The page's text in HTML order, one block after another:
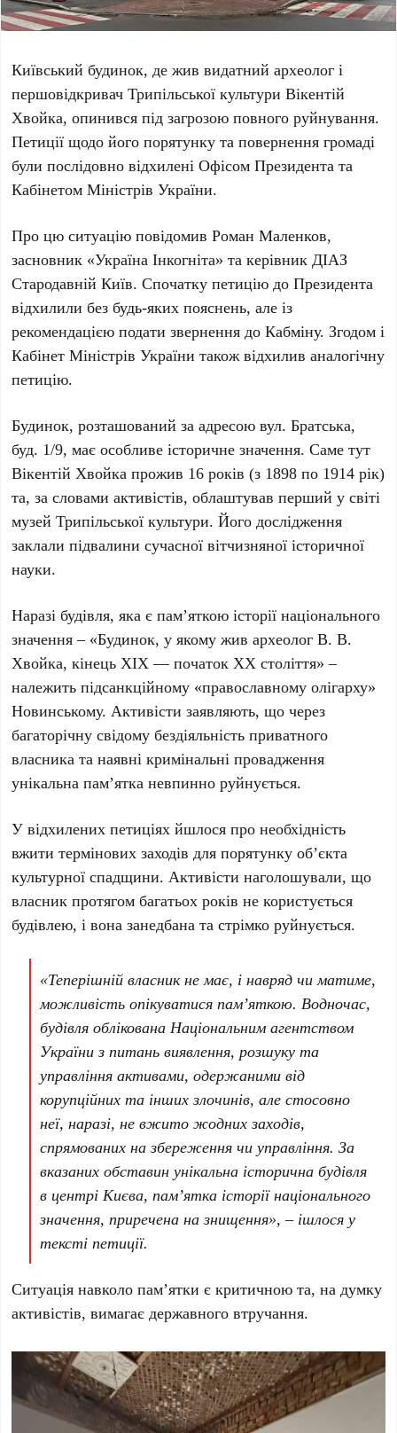
Київський будинок, де жив видатний археолог і
першовідкривач Трипільської культуриВікентій
Хвойка, опинився під загрозою повного руйнування.
Петиції щодо його порятунку та повернення громаді
були послідовно відхилені Офісом Президента та
Кабінетом Міністрів України.
Про цю ситуацію повідомивРоман Маленков,
засновник «Україна Інкогніта» та керівник ДІАЗ
Стародавній Київ. Спочатку петицію до Президента
відхилили без будь-яких пояснень, але із
рекомендацією подати звернення до Кабміну. Згодом і
Кабінет Міністрів України також відхилив аналогічну
петицію.
Будинок, розташований за адресоювул. Братська,
буд. 1/9, має особливе історичне значення. Саме тут
Вікентій Хвойка прожив 16 років (з 1898 по 1914 рік)
та, за словами активістів, облаштував перший у світі
музей Трипільської культури. Його дослідження
заклали підвалини сучасної вітчизняної історичної
науки.
Наразі будівля, яка є пам’яткою історії національного
значення – «Будинок, у якому жив археолог В. В.
Хвойка, кінець XIX — початок XX століття» –
належить підсанкційному «православному олігарху»
Новинському. Активісти заявляють, що через
багаторічну свідому бездіяльність приватного
власника та наявні кримінальні провадження
унікальна пам’ятка невпинно руйнується.
У відхилених петиціях йшлося про необхідність
вжити термінових заходів для порятунку об’єкта
культурної спадщини. Активісти наголошували, що
власник протягом багатьох років не користується
будівлею, і вона занедбана та стрімко руйнується.
«Теперішній власник не має, і навряд чи матиме,
можливість опікуватися пам’яткою. Водночас,
будівля облікована Національним агентством
України з питань виявлення, розшуку та
управління активами, одержаними від
корупційних та інших злочинів, але стосовно
неї, наразі, не вжито жодних заходів,
спрямованих на збереження чи управління. За
вказаних обставин унікальна історична будівля
в центрі Києва, пам’ятка історії національного
значення, приречена на знищення», – ішлося у
тексті петиції.
Ситуація навколо пам’ятки є критичною та, на думку
активістів, вимагає державного втручання.